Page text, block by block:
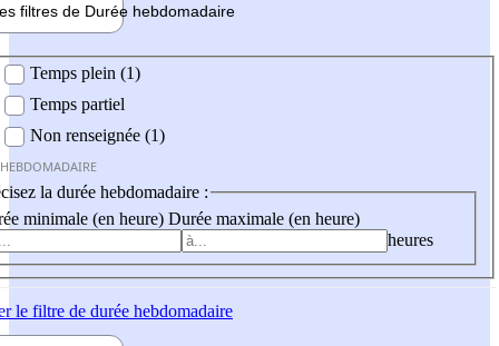
filtres de Durée hebdomadaire
Temps plein (1)
Temps partiel
Non renseignée (1)
la durée hebdomadaire :
minimale (en heure) Durée maximale (en heure)
heures
le filtre de durée hebdomadaire